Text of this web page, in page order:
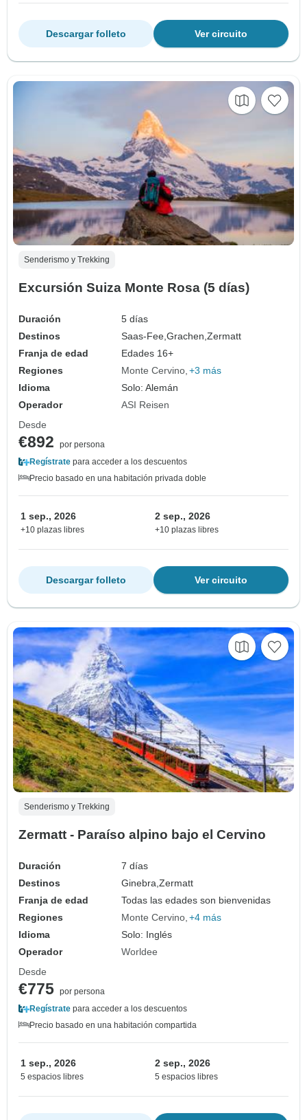
Ver circuito
Descargar folleto
Senderismo y Trekking
Excursión Suiza Monte Rosa (5 días)
Duración
5 días
Destinos
Saas-Fee,Grachen,Zermatt
Franja de edad
Edades 16+
Regiones
Monte Cervino +3 más
Idioma
Solo: Alemán
Operador
ASI Reisen
Desde
€892
por persona
Regístrate para acceder a los descuentos
Precio basado en una habitación privada doble
1 sep., 2026
+10 plazas libres
2 sep., 2026
+10 plazas libres
Ver circuito
Descargar folleto
Senderismo y Trekking
Zermatt - Paraíso alpino bajo el Cervino
Duración
7 días
Destinos
Ginebra,Zermatt
Franja de edad
Todas las edades son bienvenidas
Regiones
Monte Cervino +4 más
Idioma
Solo: Inglés
Operador
Worldee
Desde
€775 por persona
Regístrate para acceder a los descuentos
Precio basado en una habitación compartida
1 sep., 2026
5 espacios libres
2 sep., 2026
5 espacios libres